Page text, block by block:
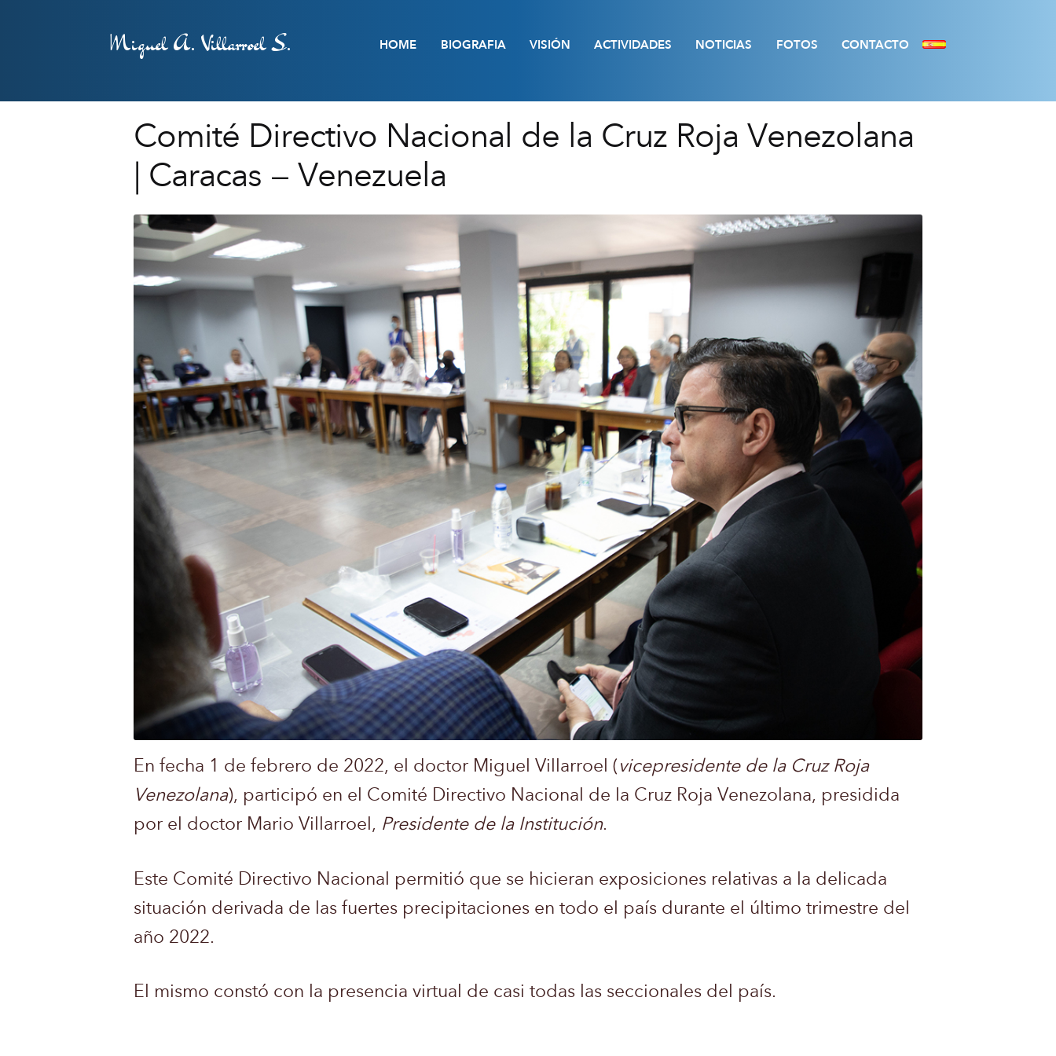
Miguel A. Villarroel S. HOME BIOGRAFIA VISIÓN ACTIVIDADES NOTICIAS FOTOS CONTACTO
Comité Directivo Nacional de la Cruz Roja Venezolana
| Caracas – Venezuela
En fecha 1 de febrero de 2022, el doctor Miguel Villarroel ( vicepresidente de la Cruz Roja
Venezolana), participó en el Comité Directivo Nacional de la Cruz Roja Venezolana, presidida
por el doctor Mario Villarroel, Presidente de la Institución.
Este Comité Directivo Nacional permitió que se hicieran exposiciones relativas a la delicada
situación derivada de las fuertes precipitaciones en todo el país durante el último trimestre del
año 2022.
El mismo constó con la presencia virtual de casi todas las seccionales del país.